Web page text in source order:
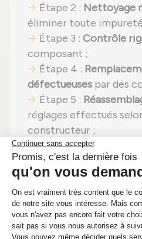
Étape 2 : Nettoyage
éliminer toute
Étape 3 : Contrôle
composant ;
Étape 4 :
défectueuses par des
Étape 5 :
réglages effectués
constructeur ;
Étape 6 :Tests
d'essai Schenck avant
En choisissant un
reconditionné, vous
performances
économique